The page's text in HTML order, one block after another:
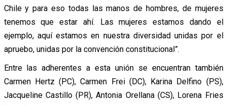
Chile y para eso todas las manos de hombres, de mujeres
tenemos que estar ahí. Las mujeres estamos dando el
ejemplo, aquí estamos en nuestra diversidad unidas por el
apruebo, unidas por la convención constitucional”.
Entre las adherentes a esta unión se encuentran también
Carmen Hertz (PC), Carmen Frei (DC), Karina Delfino (PS),
Jacqueline Castillo (PR), Antonia Orellana (CS), Lorena Fries